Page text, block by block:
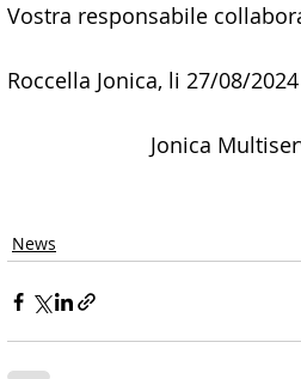
Vostra responsabile
Roccella Jonica, li 27/08/2024
Jonica
News